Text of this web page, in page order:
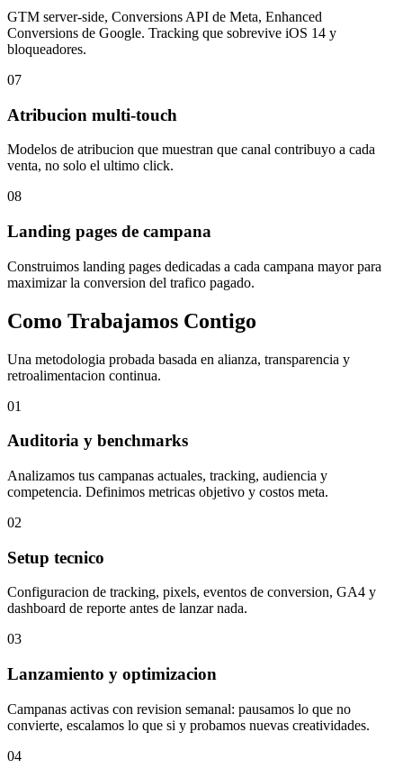
GTM server-side, Conversions API de Meta, Enhanced
Conversions de Google. Tracking que sobrevive iOS 14 y
bloqueadores.
07
Atribucion multi-touch
Modelos de atribucion que muestran que canal contribuyo a cada
venta, no solo el ultimo click.
08
Landing pages de campana
Construimos landing pages dedicadas a cada campana mayor para
maximizar la conversion del trafico pagado.
Como Trabajamos Contigo
Una metodologia probada basada en alianza, transparencia y
retroalimentacion continua.
01
Auditoria y benchmarks
Analizamos tus campanas actuales, tracking, audiencia y
competencia. Definimos metricas objetivo y costos meta.
02
Setup tecnico
Configuracion de tracking, pixels, eventos de conversion, GA4 y
dashboard de reporte antes de lanzar nada.
03
Lanzamiento y optimizacion
Campanas activas con revision semanal: pausamos lo que no
convierte, escalamos lo que si y probamos nuevas creatividades.
04